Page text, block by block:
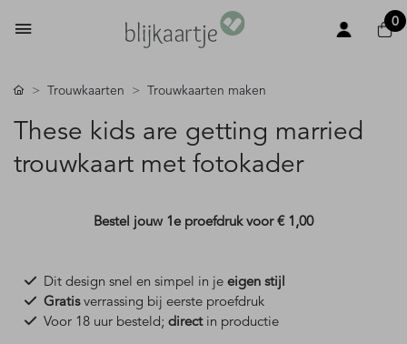
0
Trouwkaarten Trouwkaarten maken
These kids are getting married
trouwkaart met fotokader
Bestel jouw 1e proefdruk voor€ 1,00
Dit design snel en simpel in je eigen stijl
Gratisverrassing bij eerste proefdruk
Voor 18 uur besteld; directin productie